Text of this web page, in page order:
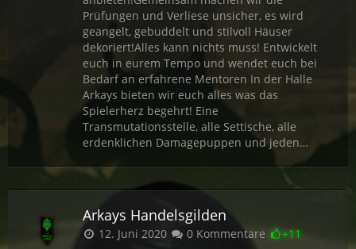
Prüfungen und Verliese unsicher, es wird
geangelt, gebuddelt und stilvoll Häuser
dekoriert!Alles kann nichts muss! Entwickelt
euch in eurem Tempo und wendet euch bei
Bedarf an erfahrene Mentoren In der Halle
Arkays bieten wir euch alles was das
Spielerherz begehrt! Eine
Transmutationsstelle, alle Settische, alle
erdenklichen Damagepuppen und jeden…
Arkays Handelsgilden
12. Juni 2020 0 Kommentare
+11